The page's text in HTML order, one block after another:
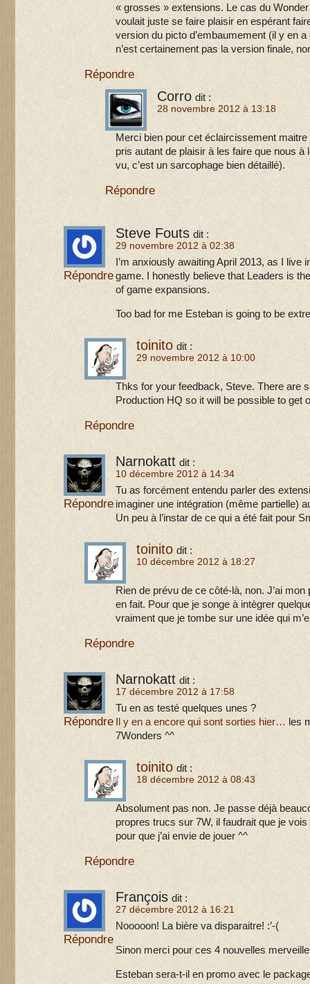
« grosses » extensions. Le cas du
voulait juste se faire plaisir en espérant
version du picto d’embaumement (il y en
n’est certainement pas la version finale,
Répondre
Corro dit :
28 novembre 2012 à 13:18
Merci bien pour cet éclaircissement maitre
pris autant de plaisir à les faire que nous à
vu, c’est un sarcophage bien détaillé).
Répondre
Steve Fouts dit :
29 novembre 2012 à 02:38
I’m anxiously awaiting April 2013, as I live
game. I honestly believe that Leaders is
of game expansions.
Too bad for me Esteban is going to be
Répondre
toinito dit :
29 novembre 2012 à 10:00
Thks for your feedback, Steve. There are
Production HQ so it will be possible to get
Répondre
Narnokatt dit :
10 décembre 2012 à 14:34
Tu as forcément entendu parler des
imaginer une intégration (même partielle)
Un peu à l’instar de ce qui a été fait pour
Répondre
toinito dit :
10 décembre 2012 à 18:27
Rien de prévu de ce côté-là, non. J’ai
en fait. Pour que je songe à intègrer
vraiment que je tombe sur une idée qui
Répondre
Narnokatt dit :
17 décembre 2012 à 17:58
Tu en as testé quelques unes ?
Il y en a encore qui sont sorties hier… les
7Wonders ^^
Répondre
toinito dit :
18 décembre 2012 à 08:43
Absolument pas non. Je passe déjà
propres trucs sur 7W, il faudrait que je
pour que j’ai envie de jouer ^^
Répondre
François dit :
27 décembre 2012 à 16:21
Nooooon! La bière va disparaitre! :’-(
Sinon merci pour ces 4 nouvelles
Esteban sera-t-il en promo avec le
Répondre